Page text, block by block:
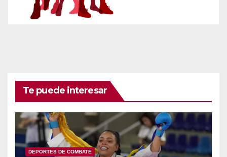
Te puede interesar
DEPORTES DE COMBATE